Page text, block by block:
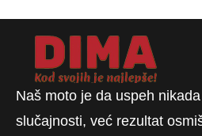
Naš moto je da uspeh
slučajnosti, već rezultat